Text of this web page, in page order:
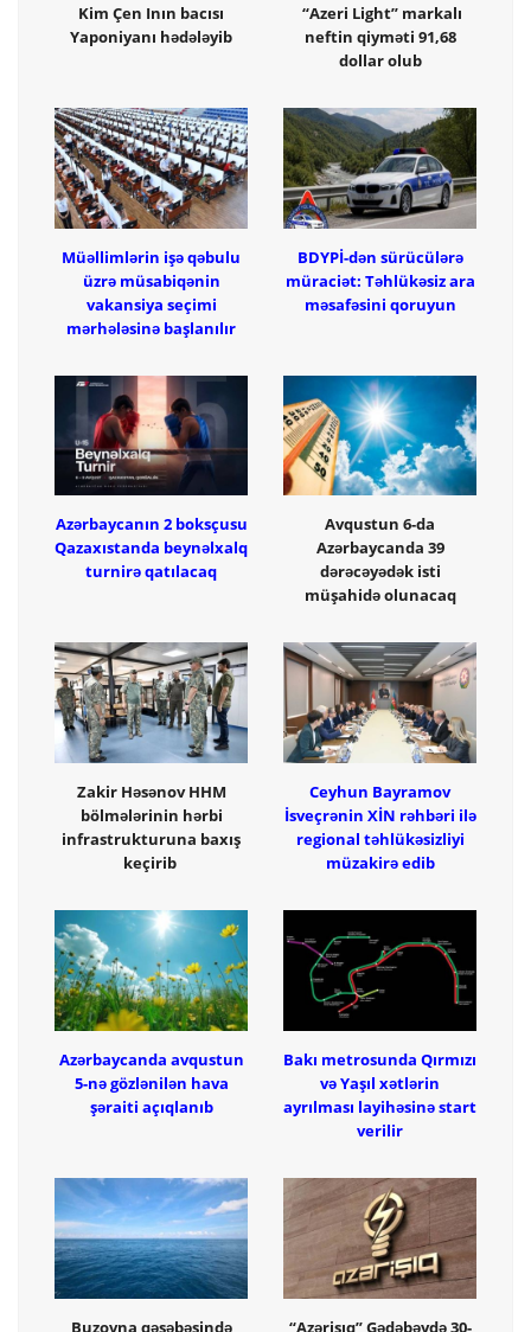
Kim Çen Inın bacısı
Yaponiyanı hədələyib
“Azeri Light” markalı
neftin qiyməti 91,68
dollar olub
Müəllimlərin işə qəbulu
üzrə müsabiqənin
vakansiya seçimi
mərhələsinə başlanılır
BDYPİ-dən sürücülərə
müraciət: Təhlükəsiz ara
məsafəsini qoruyun
Azərbaycanın 2 boksçusu
Qazaxıstanda beynəlxalq
turnirə qatılacaq
Avqustun 6-da
Azərbaycanda 39
dərəcəyədək isti
müşahidə olunacaq
Zakir Həsənov HHM
bölmələrinin hərbi
infrastrukturuna baxış
keçirib
Ceyhun Bayramov
İsveçrənin XİN rəhbəri ilə
regional təhlükəsizliyi
müzakirə edib
Azərbaycanda avqustun
5-nə gözlənilən hava
şəraiti açıqlanıb
Bakı metrosunda Qırmızı
və Yaşıl xətlərin
ayrılması layihəsinə start
verilir
Buzovna qəsəbəsində
“Azərişıq” Gədəbəydə 30-